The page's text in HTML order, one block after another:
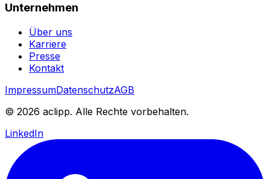
Unternehmen
Über uns
Karriere
Presse
Kontakt
ImpressumDatenschutzAGB
© 2026 aclipp. Alle Rechte vorbehalten.
LinkedIn